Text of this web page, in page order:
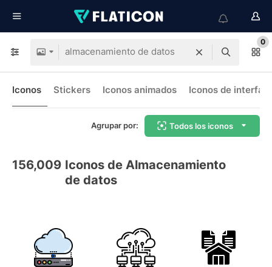
0
Iconos Stickers Iconos animados Iconos de interfaz
Agrupar por: Todos los iconos
156,009 Iconos de Almacenamiento
de datos